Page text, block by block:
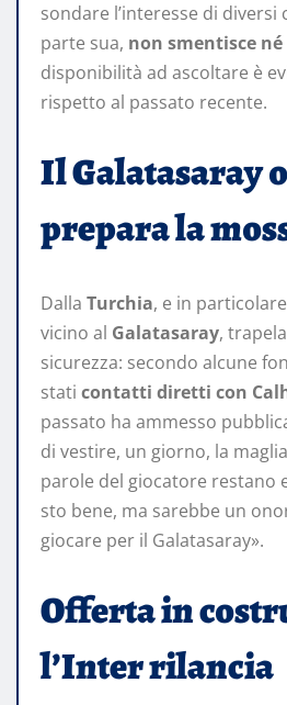
sondare l’interesse di diversi
parte sua, non smentisce
disponibilità ad ascoltare è
rispetto al passato recente.
Il Galatasaray
prepara la
Dalla Turchia, e in
vicino al Galatasaray,
sicurezza: secondo alcune
stati contatti diretti con
passato ha ammesso
di vestire, un giorno, la
parole del giocatore restano
sto bene, ma sarebbe un
giocare per il Galatasaray».
Offerta in
l’Inter rilancia